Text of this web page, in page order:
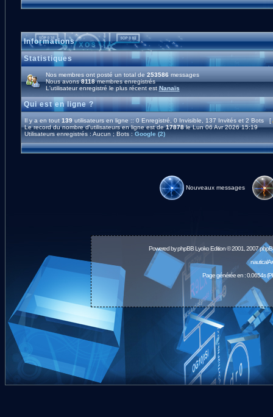
Informations
Statistiques
Nos membres ont posté un total de 253586 messages
Nous avons8118membres enregistrés
L'utilisateur enregistré le plus récent est Nanaïs
Qui est en ligne ?
Il y a en tout 139utilisateurs en ligne :: 0 Enregistré, 0 Invisible, 137 Invités et 2 Bots [
Le record du nombre d'utilisateurs en ligne est de17878le Lun 06 Avr 2026 15:19
Utilisateurs enregistrés : Aucun ; Bots : Google (2)
Nouveaux messages
Powered byphpBBLyoko Edition © 2001, 2007
Page générée en : 0.0654s